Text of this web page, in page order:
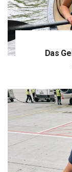
Das